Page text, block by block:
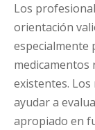
Los
orientación
especialmente
medicamentos
existentes.
ayudar a
apropiado en